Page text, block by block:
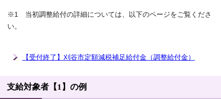
※1 当初調整給付の詳細については、以下のページをご覧くださ
い。
【受付終了】刈谷市定額減税補足給付金（調整給付金）
支給対象者【1】の例